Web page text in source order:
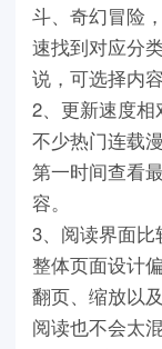
斗、奇幻冒险
速找到对应分
说，可选择内
2、更新速度相
不少热门连载
第一时间查看
容。
3、阅读界面比
整体页面设计
翻页、缩放以
阅读也不会太混